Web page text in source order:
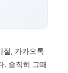
절, 카카오톡
. 솔직히 그때